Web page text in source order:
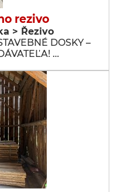
rezivo
> Řezivo
DOSKY –
…